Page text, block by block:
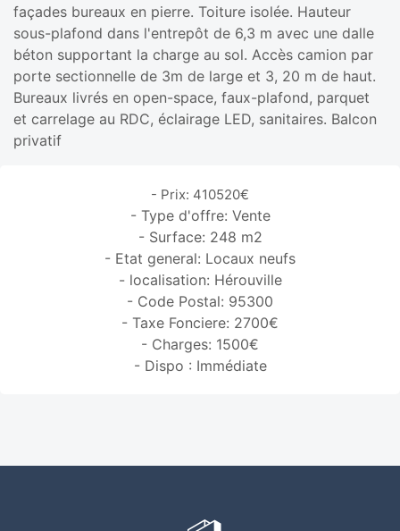
façades bureaux en pierre. Toiture isolée. Hauteur
sous-plafond dans l'entrepôt de 6,3 m avec une dalle
béton supportant la charge au sol. Accès camion par
porte sectionnelle de 3m de large et 3, 20 m de haut.
Bureaux livrés en open-space, faux-plafond, parquet
et carrelage au RDC, éclairage LED, sanitaires. Balcon
privatif
- Prix: 410520€
- Type d'offre: Vente
- Surface: 248 m2
- Etat general: Locaux neufs
- localisation: Hérouville
- Code Postal: 95300
- Taxe Fonciere: 2700€
- Charges: 1500€
- Dispo : Immédiate